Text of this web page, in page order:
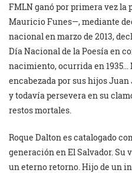
FMLN ganó por primera vez la
Mauricio Funes—, mediante
nacional en marzo de 2013,
Día Nacional de la Poesía en
nacimiento, ocurrida en
encabezada por sus hijos
y todavía persevera en su
restos mortales.
Roque Dalton es catalogado
generación en El Salvador. Su
un eterno retorno. Hijo de un